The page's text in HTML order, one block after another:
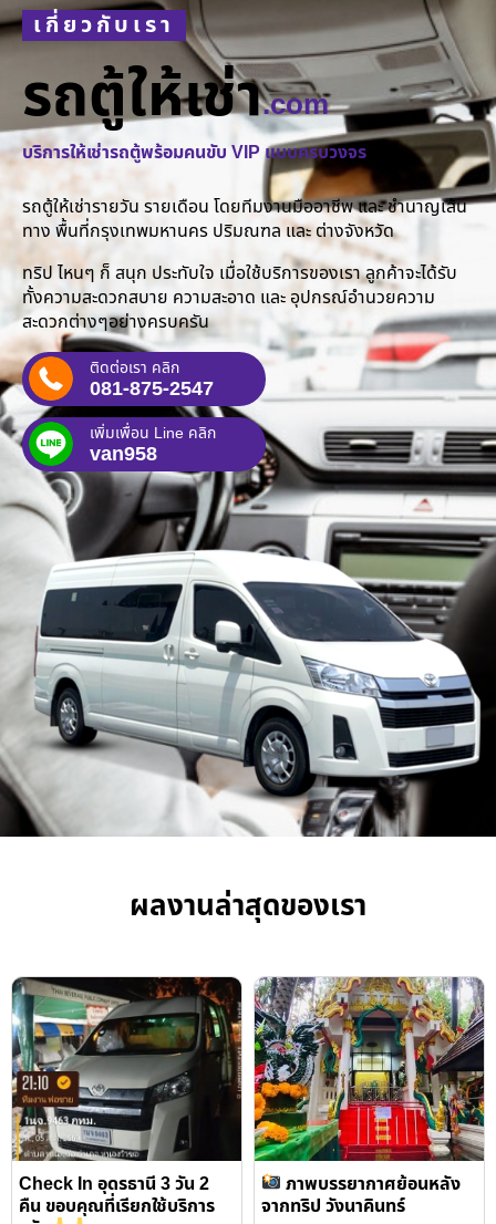
เกี่ยวกับเรา
รถตู้ให้เช่า.com
บริการให้เช่ารถตู้พร้อมคนขับ VIP แบบครบวงจร
รถตู้ให้เช่ารายวัน รายเดือน โดยทีมงานมืออาชีพ และ ชำนาญเส้น
ทาง พื้นที่กรุงเทพมหานคร ปริมณฑล และ ต่างจังหวัด
ทริป ไหนๆ ก็ สนุก ประทับใจ เมื่อใช้บริการของเรา ลูกค้าจะได้รับ
ทั้งความสะดวกสบาย ความสะอาด และ อุปกรณ์อำนวยความ
สะดวกต่างๆอย่างครบครัน
ติดต่อเรา คลิก
081-875-2547
เพิ่มเพื่อน Line คลิก
van958
ผลงานล่าสุดของเรา
Check In อุดรธานี 3 วัน 2
คืน ขอบคุณที่เรียกใช้บริการ
ภาพบรรยากาศย้อนหลัง
จากทริป วังนาคินทร์